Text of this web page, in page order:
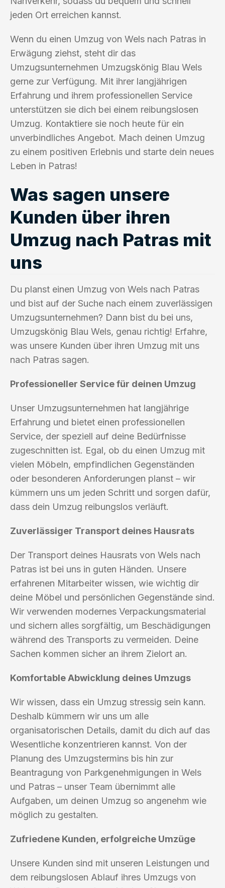
jeden Ort erreichen kannst.
Wenn du einen Umzug von Wels nach Patras in
Erwägung ziehst, steht dir das
Umzugsunternehmen Umzugskönig Blau Wels
gerne zur Verfügung. Mit ihrer langjährigen
Erfahrung und ihrem professionellen Service
unterstützen sie dich bei einem reibungslosen
Umzug. Kontaktiere sie noch heute für ein
unverbindliches Angebot. Mach deinen Umzug
zu einem positiven Erlebnis und starte dein neues
Leben in Patras!
Was sagen unsere
Kunden über ihren
Umzug nach Patras mit
uns
Du planst einen Umzug von Wels nach Patras
und bist auf der Suche nach einem zuverlässigen
Umzugsunternehmen? Dann bist du bei uns,
Umzugskönig Blau Wels, genau richtig! Erfahre,
was unsere Kunden über ihren Umzug mit uns
nach Patras sagen.
Professioneller Service für deinen Umzug
Unser Umzugsunternehmen hat langjährige
Erfahrung und bietet einen professionellen
Service, der speziell auf deine Bedürfnisse
zugeschnitten ist. Egal, ob du einen Umzug mit
vielen Möbeln, empfindlichen Gegenständen
oder besonderen Anforderungen planst – wir
kümmern uns um jeden Schritt und sorgen dafür,
dass dein Umzug reibungslos verläuft.
Zuverlässiger Transport deines Hausrats
Der Transport deines Hausrats von Wels nach
Patras ist bei uns in guten Händen. Unsere
erfahrenen Mitarbeiter wissen, wie wichtig dir
deine Möbel und persönlichen Gegenstände sind.
Wir verwenden modernes Verpackungsmaterial
und sichern alles sorgfältig, um Beschädigungen
während des Transports zu vermeiden. Deine
Sachen kommen sicher an ihrem Zielort an.
Komfortable Abwicklung deines Umzugs
Wir wissen, dass ein Umzug stressig sein kann.
Deshalb kümmern wir uns um alle
organisatorischen Details, damit du dich auf das
Wesentliche konzentrieren kannst. Von der
Planung des Umzugstermins bis hin zur
Beantragung von Parkgenehmigungen in Wels
und Patras – unser Team übernimmt alle
Aufgaben, um deinen Umzug so angenehm wie
möglich zu gestalten.
Zufriedene Kunden, erfolgreiche Umzüge
Unsere Kunden sind mit unseren Leistungen und
dem reibungslosen Ablauf ihres Umzugs von